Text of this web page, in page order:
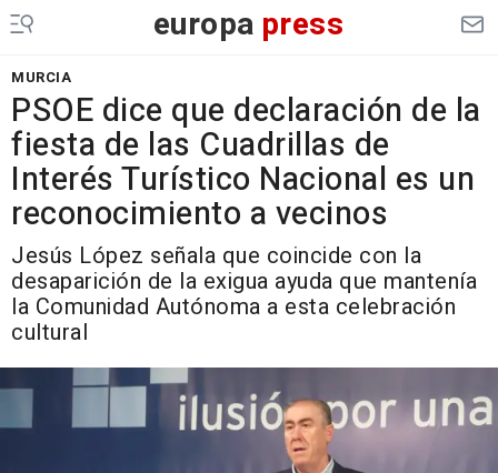
europa press
MURCIA
PSOE dice que declaración de la
fiesta de las Cuadrillas de
Interés Turístico Nacional es un
reconocimiento a vecinos
Jesús López señala que coincide con la
desaparición de la exigua ayuda que mantenía
la Comunidad Autónoma a esta celebración
cultural